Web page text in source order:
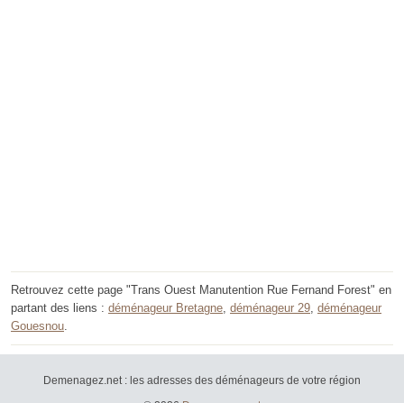
Retrouvez cette page "Trans Ouest Manutention Rue Fernand Forest" en
partant des liens : déménageur Bretagne, déménageur 29, déménageur
Gouesnou.
Demenagez.net : les adresses des déménageurs de votre région